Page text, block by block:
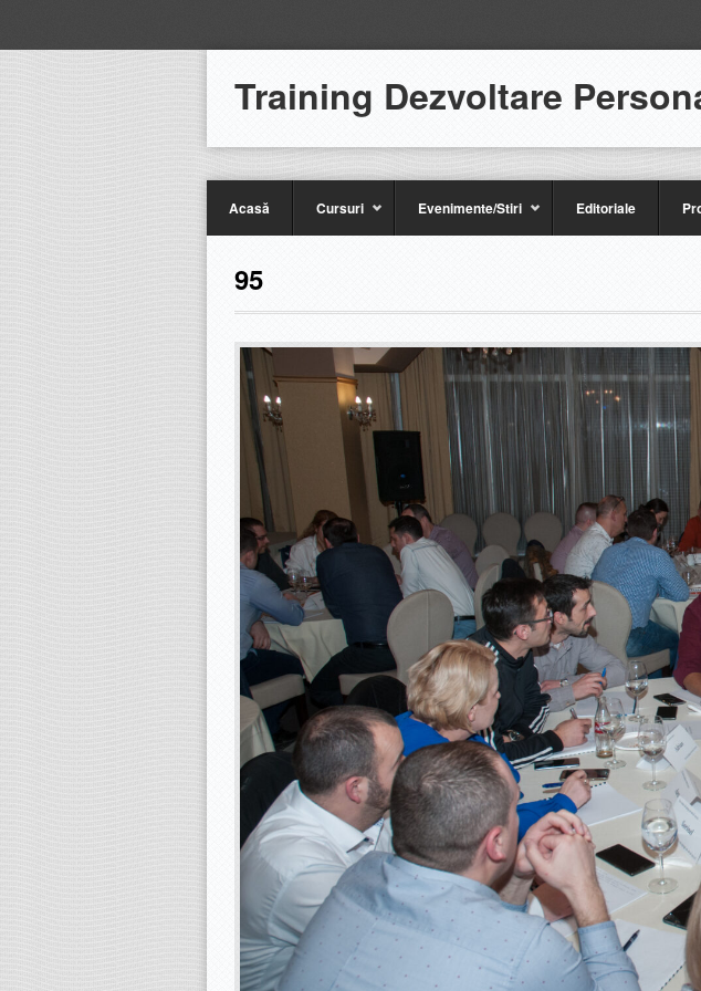
Training Dezvoltare
Acasă Cursuri Evenimente/Stiri Editoriale
95